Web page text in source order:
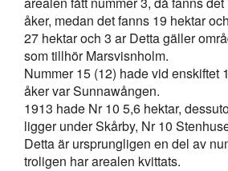
åker, medan det fanns 19 hektar
27 hektar och 3 ar Detta gäller
som tillhör Marsvisnholm.
Nummer 15 (12) hade vid enskiftet
åker var Sunnawången.
1913 hade Nr 10 5,6 hektar,
ligger under Skårby, Nr 10
Detta är ursprungligen en del av
troligen har arealen kvittats.